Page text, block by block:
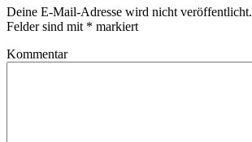
Deine E-Mail-Adresse wird nicht veröffentlicht.
Felder sind mit * markiert
Kommentar